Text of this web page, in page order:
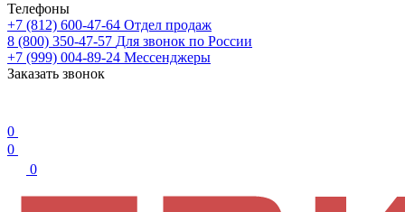
Телефоны
+7 (812) 600-47-64 Отдел продаж
8 (800) 350-47-57 Для звонок по России
+7 (999) 004-89-24 Мессенджеры
Заказать звонок
0
0
0